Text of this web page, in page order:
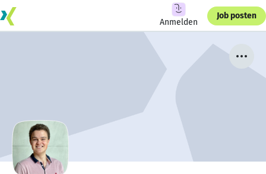
Anmelden
Job posten